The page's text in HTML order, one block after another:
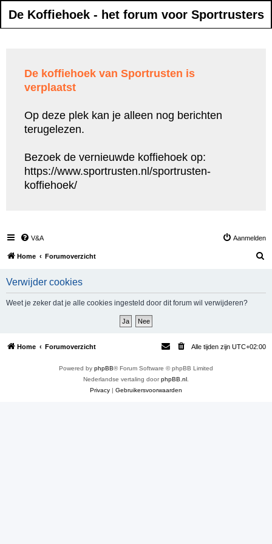
De Koffiehoek - het forum voor Sportrusters
De koffiehoek van Sportrusten is
verplaatst
Op deze plek kan je alleen nog berichten
terugelezen.
Bezoek de vernieuwde koffiehoek op:
https://www.sportrusten.nl/sportrusten-
koffiehoek/
V&A Aanmelden
Home Forumoverzicht
Verwijder cookies
Weet je zeker dat je alle cookies ingesteld door dit forum wil verwijderen?
Home Forumoverzicht Alle tijden zijn UTC+02:00
Powered by phpBB® Forum Software © phpBB Limited
Nederlandse vertaling doorphpBB.nl
Privacy | Gebruikersvoorwaarden